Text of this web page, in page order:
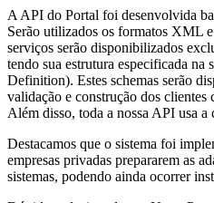
A API do Portal foi desenvolvida
Serão utilizados os formatos XML
serviços serão disponibilizados
tendo sua estrutura especificada
Definition). Estes schemas serão
validação e construção dos clientes
Além disso, toda a nossa API usa
Destacamos que o sistema foi
empresas privadas prepararem as
sistemas, podendo ainda ocorrer